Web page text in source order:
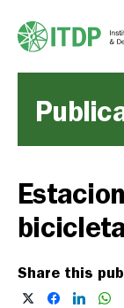
Share this